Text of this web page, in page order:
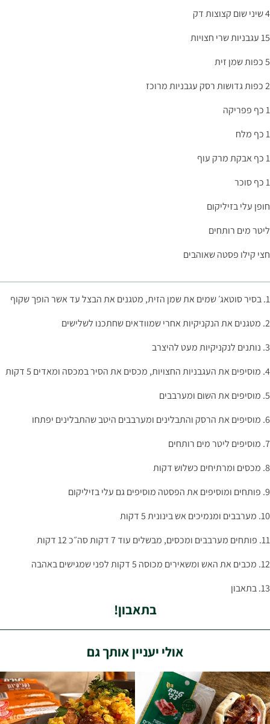
4 שיני שום קצוצות דק
15 עגבניות שרי חצויות
5 כפות שמן זית
2 כפות גדושות רסק עגבניות מרוכז
1 כף פפריקה
1 כף מלח
1 כף אבקת מרק עוף
1 כף סוכר
חופן עלי בזיליקום
ליטר מים רותחים
חצי קילו פסטה שאוהבים
1. בסיר סוטאג׳ שמים את שמן הזית, מטגנים את הבצל עד אשר הופך שקוף
2. מטגנים את הנקניקיות אחרי שמוודאים שחתכנו לשלישים
3. נותנים לנקניקיות מעט להיצרב
4. מוסיפים את העגבניות החצויות, מכסים את הסיר במכסה ומאדים 5 דקות
5. מוסיפים את השום ומערבבים
6. מוסיפים את הרסק והתבלינים ומערבבים היטב שהתבלינים יפתחו
7. מוסיפים ליטר מים רותחים
8. מכסים ומרתיחים כשלוש דקות
9. פותחים ומוסיפים את הפסטה מוסיפים גם עלי בזיליקום
10. מערבבים ומנמיכים אש בינונית 5 דקות
11. פותחים מערבבים ומכסים, מבשלים עוד 7 דקות סה״כ 12 דקות
12. מכבים את האש ומשאירים מכוסה 5 דקות לפני שמגישים באהבה
13. בתאבון
בתאבון!
אולי יעניין אותך גם